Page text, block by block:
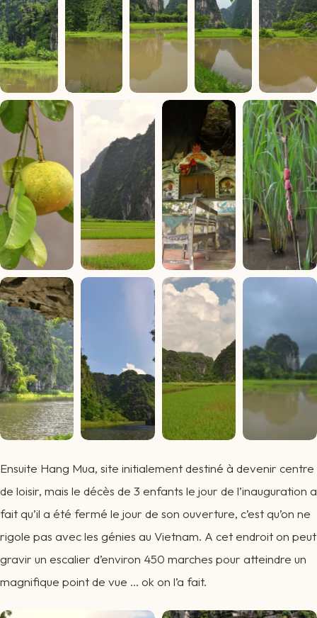
Ensuite Hang Mua, site initialement destiné à devenir centre
de loisir, mais le décès de 3 enfants le jour de l’inauguration a
fait qu’il a été fermé le jour de son ouverture, c’est qu’on ne
rigole pas avec les génies au Vietnam. A cet endroit on peut
gravir un escalier d’environ 450 marches pour atteindre un
magnifique point de vue … ok on l’a fait.